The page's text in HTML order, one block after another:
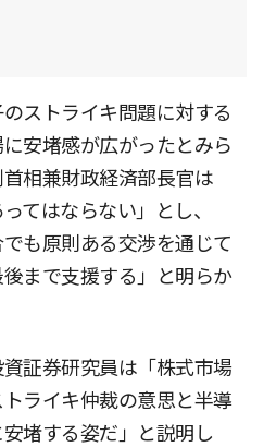
ストライキ問題に対する
安堵感が広がったとみら
相兼財政経済部長官は
てはならない」とし、
でも原則ある交渉を通じて
まで支援する」と明らか
証券研究員は「株式市場
ライキ仲裁の意思と半導
堵する姿だ」と説明し